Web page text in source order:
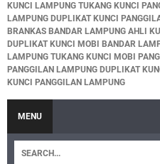
KUNCI LAMPUNG TUKANG KUNCI
LAMPUNG DUPLIKAT KUNCI
BRANKAS BANDAR LAMPUNG AHLI
DUPLIKAT KUNCI MOBI BANDAR
LAMPUNG TUKANG KUNCI MOBI
PANGGILAN LAMPUNG DUPLIKAT
KUNCI PANGGILAN LAMPUNG
MENU